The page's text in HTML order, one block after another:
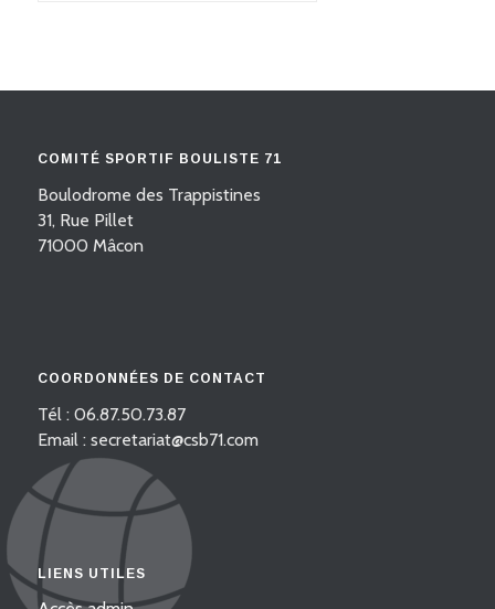
COMITÉ SPORTIF BOULISTE 71
Boulodrome des Trappistines
31, Rue Pillet
71000 Mâcon
COORDONNÉES DE CONTACT
Tél : 06.87.50.73.87
Email : secretariat@csb71.com
LIENS UTILES